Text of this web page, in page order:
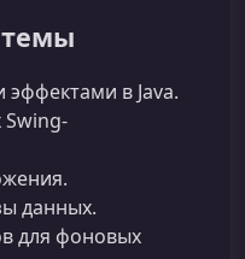
эффектами в Java.
Swing-
данных.
для фоновых